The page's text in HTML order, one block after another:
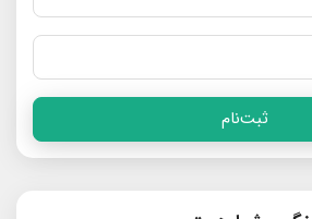
ثبت‌نام